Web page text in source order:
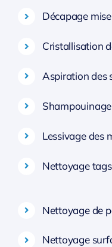
Décapage
Cristallisation
Aspiration des
Lessivage des
Nettoyage
Nettoyage de
Nettoyage